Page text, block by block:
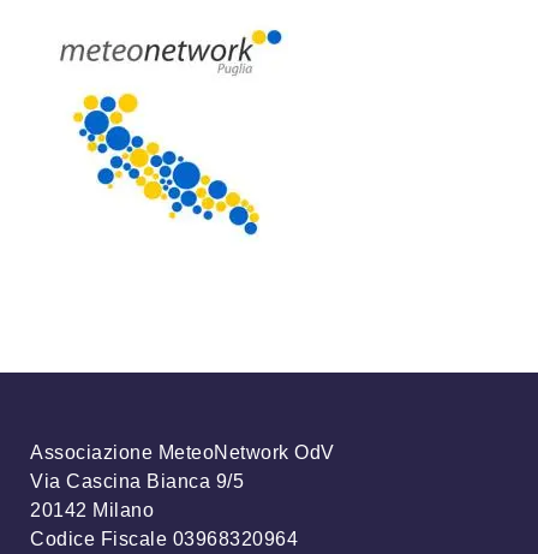
Associazione MeteoNetwork OdV
Via Cascina Bianca 9/5
20142 Milano
Codice Fiscale 03968320964